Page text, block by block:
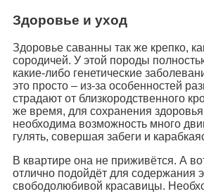
Здоровье и уход
Здоровье саванны так же крепко,
сородичей. У этой породы
какие-либо генетические
это просто – из-за особенностей
страдают от близкородственного
же время, для сохранения
необходима возможность много
гулять, совершая забеги и
В квартире она не приживётся. А
отлично подойдёт для содержания
свободолюбивой красавицы.